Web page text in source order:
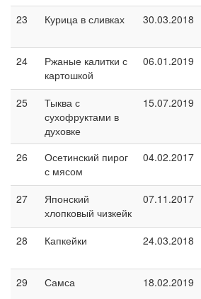
23 Курица в сливках 30.03.2018
24
Ржаные калитки с
картошкой
06.01.2019
25
Тыква с
сухофруктами в
духовке
15.07.2019
26
Осетинский пирог
с мясом
04.02.2017
27
Японский
хлопковый чизкейк
07.11.2017
28
Капкейки 24.03.2018
29 Самса 18.02.2019